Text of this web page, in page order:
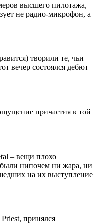
высшего пилотажа,
не радио-микрофон, а
творили те, чьи
вечер состоялся дебют
причастия к той
– вещи плохо
были нипочем ни жара, ни
на их выступление
принялся